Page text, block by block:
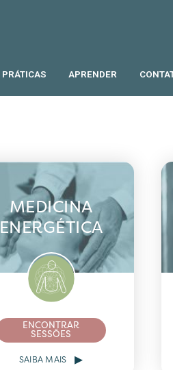
PRÁTICAS APRENDER
MEDICINA
ENERGÉTICA
ENCONTRAR
SESSÕES
SAIBA MAIS ▸